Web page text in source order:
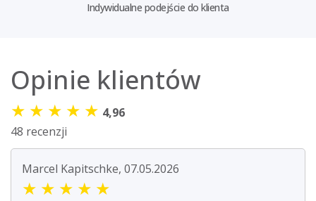
Indywidualne podejście do klienta
Opinie klientów
★ ★ ★ ★ ★ 4,96
48 recenzji
Marcel Kapitschke, 07.05.2026
★ ★ ★ ★ ★